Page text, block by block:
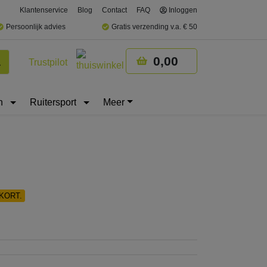
Klantenservice Blog Contact FAQ
Inloggen
Persoonlijk advies
Gratis verzending v.a. € 50
Trustpilot Winkelmandje
0,00
Ruitersport Meer